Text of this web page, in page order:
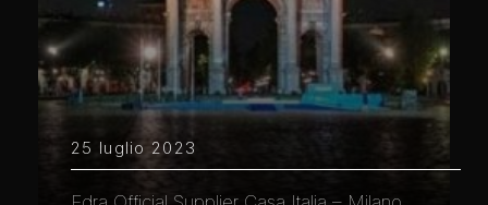
25 luglio 2023